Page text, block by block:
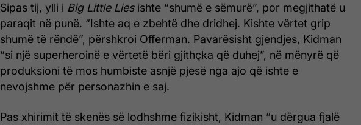
Sipas tij, ylli i Big Little Liesishte “shumë e sëmurë”, por megjithatë u
paraqit në punë. “Ishte aq e zbehtë dhe dridhej. Kishte vërtet grip
shumë të rëndë”, përshkroi Offerman. Pavarësisht gjendjes, Kidman
“si një superheroinë e vërtetë bëri gjithçka që duhej”, në mënyrë që
produksioni të mos humbiste asnjë pjesë nga ajo që ishte e
nevojshme për personazhin e saj.
Pas xhirimit të skenës së lodhshme fizikisht, Kidman “u dërgua fjalë